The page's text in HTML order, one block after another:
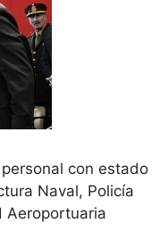
con estado
Naval, Policía
Aeroportuaria